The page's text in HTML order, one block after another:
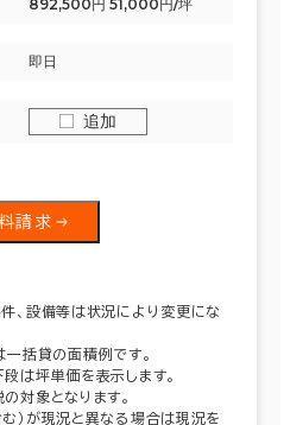
892,500円 51,000円/坪
即日
追加
請求
、設備等は状況により変更にな
一括貸の面積例です。
は坪単価を表示します。
対象となります。
）が現況と異なる場合は現況を